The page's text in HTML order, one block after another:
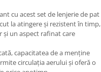
cu acest set de lenjerie de pat
la atingere și rezistent în timp,
un aspect rafinat care
capacitatea de a menține
circulația aerului și oferă o